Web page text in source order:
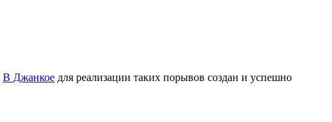
В Джанкое для реализации таких порывов создан и успешно